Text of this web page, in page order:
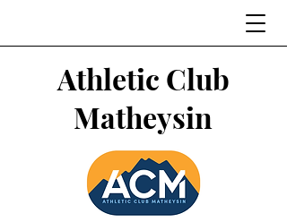
Athletic Club
Matheysin